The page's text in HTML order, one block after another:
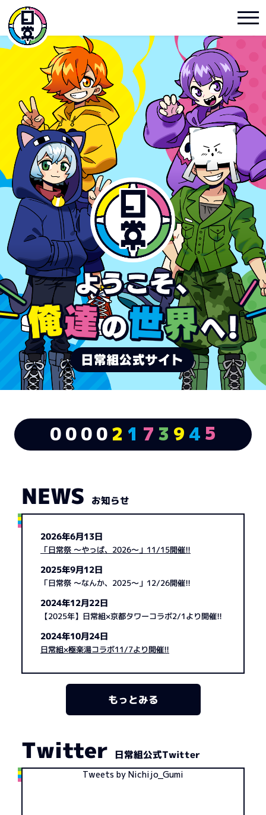
00002 1 7 3 9 4
4
5
NEWS お知らせ
2026年6月13日
「日常祭 ～やっぱ、2026～」11/15開催!!
2025年9月12日
「日常祭 ～なんか、2025～」12/26開催!!
2024年12月22日
【2025年】日常組×京都タワーコラボ2/1より開催!!
2024年10月24日
日常組×極楽湯コラボ11/7より開催!!
もっとみる
Twitter 日常組公式Twitter
Tweets by Nichijo_Gumi